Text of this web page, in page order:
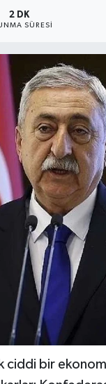
2 DK
SÜRESI
ciddi bir